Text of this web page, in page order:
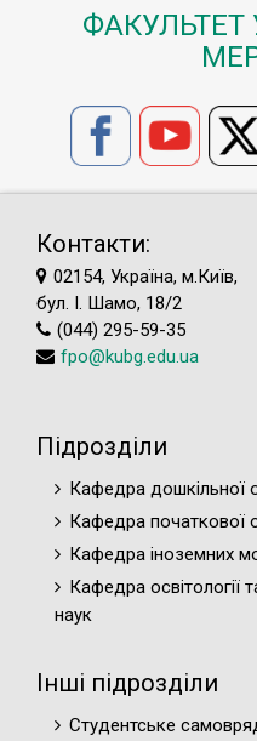
ФАКУЛЬТЕТ
Контакти:
02154, Україна, м.Київ,
бул. І. Шамо, 18/2
(044) 295-59-35
fpo@kubg.edu.ua
Підрозділи
Кафедра дошкільної
Кафедра початкової
Кафедра іноземних
Кафедра освітології
наук
Інші підрозділи
Студентське